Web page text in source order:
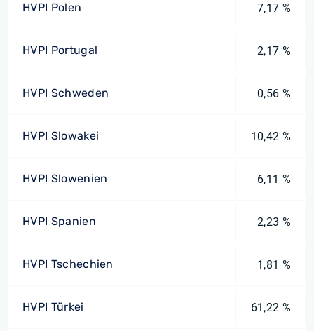
HVPI Polen 7,17 %
HVPI Portugal 2,17 %
HVPI Schweden 0,56 %
HVPI Slowakei 10,42 %
HVPI Slowenien 6,11 %
HVPI Spanien 2,23 %
HVPI Tschechien 1,81 %
HVPI Türkei 61,22 %